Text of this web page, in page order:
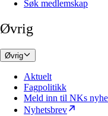
Søk medlemskap
Øvrig
Øvrig
Aktuelt
Fagpolitikk
Meld inn til NKs
Nyhetsbrev